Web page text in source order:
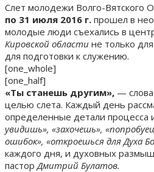
Слет молодежи Волго-Вятского
по 31 июля 2016 г. прошел в
молодые люди съехались в
Кировской области не только
для подготовки к служению.
[one_whole]
[one_half]
«Ты станешь другим», — слова
целью слета. Каждый день
определенные детали процесса
увидишь», «захочешь»,
ошибок», «откроешься для Духа
каждого дня, и духовных
пастор Дмитрий Булатов.